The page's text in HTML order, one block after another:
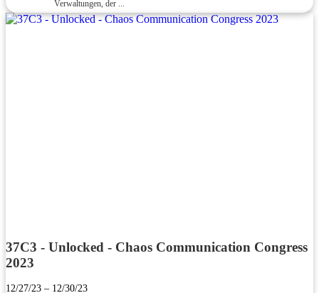
Verwaltungen, der ...
37C3 - Unlocked - Chaos Communication Congress
2023
12/27/23 – 12/30/23